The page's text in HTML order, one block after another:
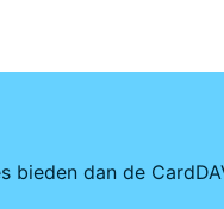
dan de